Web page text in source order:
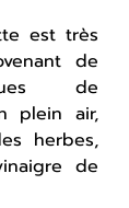
est très
de
de
plein air,
herbes,
de